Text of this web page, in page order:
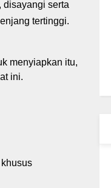
disayangi serta
tertinggi.
menyiapkan itu,
ini.